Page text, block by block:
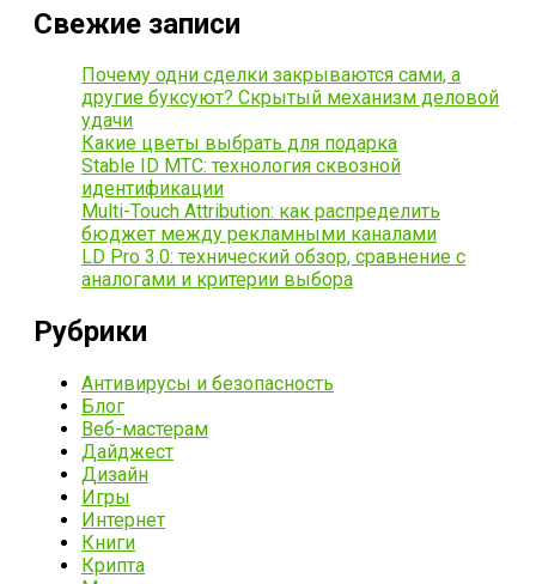
Свежие записи
Почему одни сделки закрываются сами, а
другие буксуют? Скрытый механизм деловой
удачи
Какие цветы выбрать для подарка
Stable ID МТС: технология сквозной
идентификации
Multi-Touch Attribution: как распределить
бюджет между рекламными каналами
LD Pro 3.0: технический обзор, сравнение с
аналогами и критерии выбора
Рубрики
Антивирусы и безопасность
Блог
Веб-мастерам
Дайджест
Дизайн
Игры
Интернет
Книги
Крипта